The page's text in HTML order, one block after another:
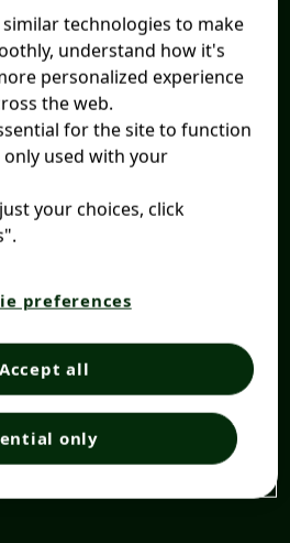
technologies to make
understand how it's
personalized experience
the web.
for the site to function
used with your
your choices, click
preferences
only
Accept all